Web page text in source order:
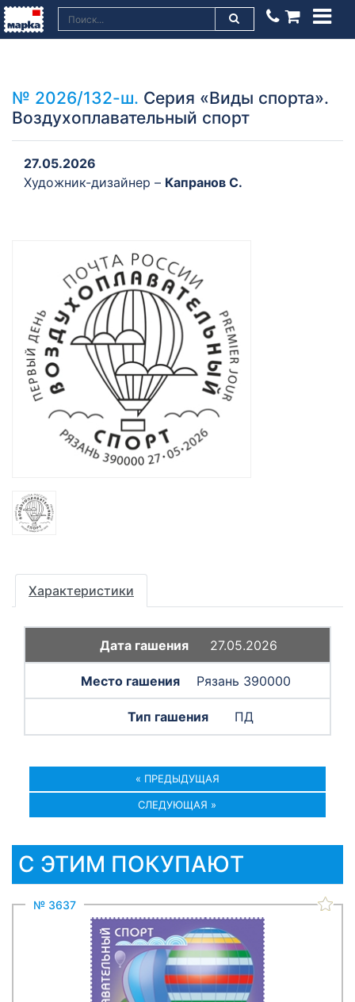
№ 2026/132-ш. Серия «Виды спорта».
Воздухоплавательный спорт
27.05.2026
Художник-дизайнер – Капранов С.
Характеристики
27.05.2026
Рязань 390000
ПД
« ПРЕДЫДУЩАЯ
СЛЕДУЮЩАЯ »
С ЭТИМ ПОКУПАЮТ
№ 3637